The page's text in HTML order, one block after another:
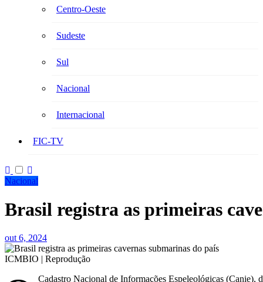
Centro-Oeste
Sudeste
Sul
Nacional
Internacional
FIC-TV
Nacional
Brasil registra as primeiras
out 6, 2024
ICMBIO | Reprodução
Cadastro Nacional de Informações Espeleológicas